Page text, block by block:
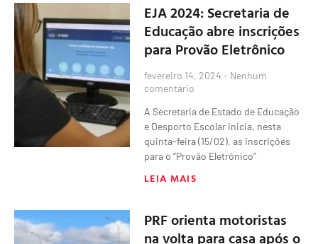
EJA 2024: Secretaria de
Educação abre inscrições
para Provão Eletrônico
fevereiro 14, 2024 Nenhum
comentário
A Secretaria de Estado de Educação
e Desporto Escolar inicia, nesta
quinta-feira (15/02), as inscrições
para o “Provão Eletrônico”
LEIA MAIS
PRF orienta motoristas
na volta para casa após o